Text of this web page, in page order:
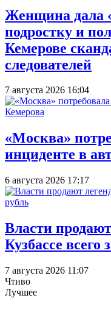
Женщина дала
подростку и
Кемерове
следователей
7 августа 2026 16:04
«Москва»
инциденте в
6 августа 2026 17:17
Власти
Кузбассе всего
7 августа 2026 11:07
Чтиво
Лучшее